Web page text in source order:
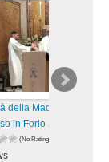
della Madonna del
in Forio 2026. La
(No Ratings Yet)